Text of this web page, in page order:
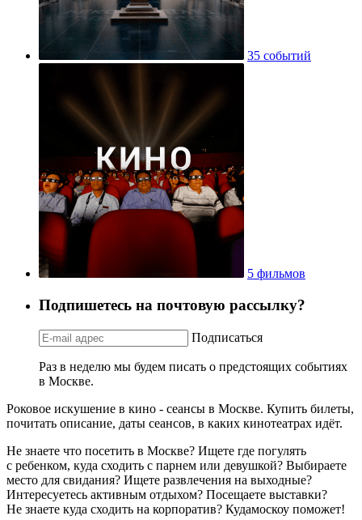
35 событий
5 фильмов
Подпишетесь на почтовую рассылку?
Подписаться
Раз в неделю мы будем писать о предстоящих событиях
в Москве.
Роковое искушение в кино - сеансы в Москве. Купить билеты,
почитать описание, даты сеансов, в каких кинотеатрах идёт.
Не знаете что посетить в Москве? Ищете где погулять
с ребенком, куда сходить с парнем или девушкой? Выбираете
место для свидания? Ищете развлечения на выходные?
Интересуетесь активным отдыхом? Посещаете выставки?
Не знаете куда сходить на корпоратив? Кудамоскоу поможет!